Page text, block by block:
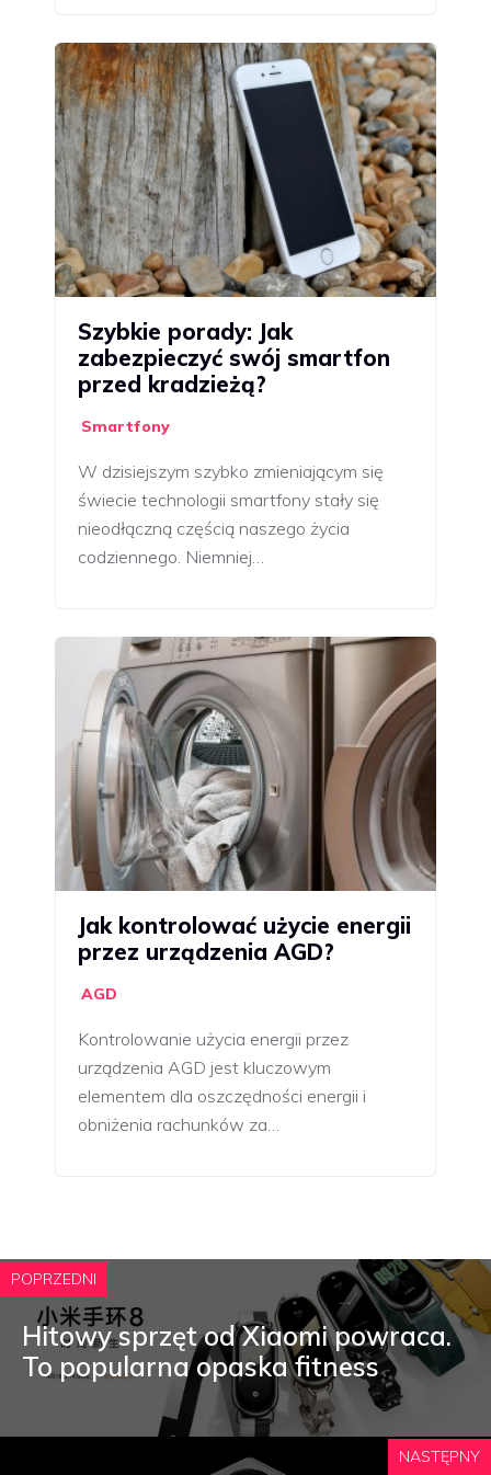
Szybkie porady: Jak
zabezpieczyć swój smartfon
przed kradzieżą?
Smartfony
W dzisiejszym szybko zmieniającym się
świecie technologii smartfony stały się
nieodłączną częścią naszego życia
codziennego. Niemniej…
Jak kontrolować użycie energii
przez urządzenia AGD?
AGD
Kontrolowanie użycia energii przez
urządzenia AGD jest kluczowym
elementem dla oszczędności energii i
obniżenia rachunków za…
POPRZEDNI
Hitowy sprzęt od Xiaomi powraca.
To popularna opaska fitness
NASTĘPNY